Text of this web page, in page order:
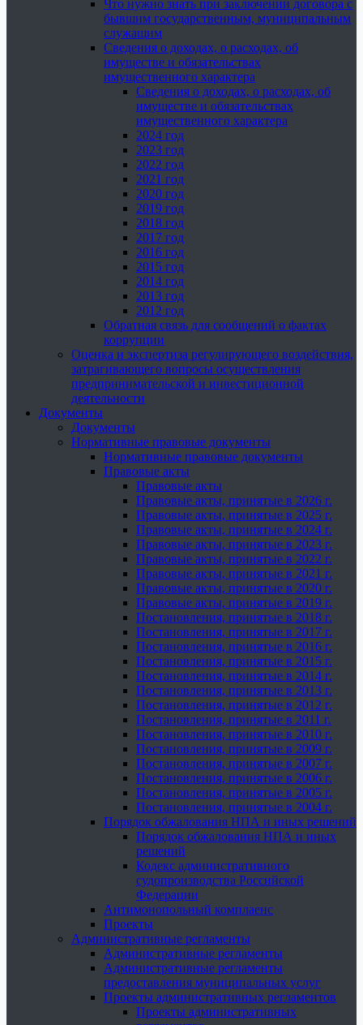
Что нужно знать при заключении договора с
бывшим государственным, муниципальным
служащим
Сведения о доходах, о расходах, об
имуществе и обязательствах
имущественного характера
Сведения о доходах, о расходах, об
имуществе и обязательствах
имущественного характера
2024 год
2023 год
2022 год
2021 год
2020 год
2019 год
2018 год
2017 год
2016 год
2015 год
2014 год
2013 год
2012 год
Обратная связь для сообщений о фактах
коррупции
Оценка и экспертиза регулирующего воздействия,
затрагивающего вопросы осуществления
предпринимательской и инвестиционной
деятельности
Документы
Документы
Нормативные правовые документы
Нормативные правовые документы
Правовые акты
Правовые акты
Правовые акты, принятые в 2026 г.
Правовые акты, принятые в 2025 г.
Правовые акты, принятые в 2024 г.
Правовые акты, принятые в 2023 г.
Правовые акты, принятые в 2022 г.
Правовые акты, принятые в 2021 г.
Правовые акты, принятые в 2020 г.
Правовые акты, принятые в 2019 г.
Постановления, принятые в 2018 г.
Постановления, принятые в 2017 г.
Постановления, принятые в 2016 г.
Постановления, принятые в 2015 г.
Постановления, принятые в 2014 г.
Постановления, принятые в 2013 г.
Постановления, принятые в 2012 г.
Постановления, принятые в 2011 г.
Постановления, принятые в 2010 г.
Постановления, принятые в 2009 г.
Постановления, принятые в 2007 г.
Постановления, принятые в 2006 г.
Постановления, принятые в 2005 г.
Постановления, принятые в 2004 г.
Порядок обжалования НПА и иных решений
Порядок обжалования НПА и иных
решений
Кодекс административного
судопроизводства Российской
Федерации
Антимонопольный комплаенс
Проекты
Административные регламенты
Административные регламенты
Административные регламенты
предоставления муниципальных услуг
Проекты административных регламентов
Проекты административных